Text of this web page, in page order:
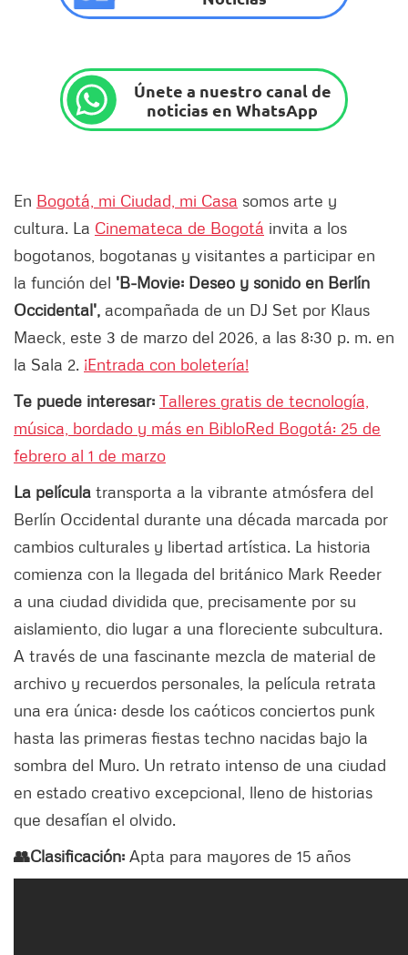
Únete a nuestro canal de
noticias en WhatsApp
En Bogotá, mi Ciudad, mi Casa somos arte y
cultura. La Cinemateca de Bogotá invita a los
bogotanos, bogotanas y visitantes a participar en
la función del 'B-Movie: Deseo y sonido en Berlín
Occidental', acompañada de un DJ Set por Klaus
Maeck, este 3 de marzo del 2026, a las 8:30 p. m. en
la Sala 2. ¡Entrada con boletería!
Te puede interesar: Talleres gratis de tecnología,
música, bordado y más en BibloRed Bogotá: 25 de
febrero al 1 de marzo
La película transporta a la vibrante atmósfera del
Berlín Occidental durante una década marcada por
cambios culturales y libertad artística. La historia
comienza con la llegada del británico Mark Reeder
a una ciudad dividida que, precisamente por su
aislamiento, dio lugar a una floreciente subcultura.
A través de una fascinante mezcla de material de
archivo y recuerdos personales, la película retrata
una era única: desde los caóticos conciertos punk
hasta las primeras fiestas techno nacidas bajo la
sombra del Muro. Un retrato intenso de una ciudad
en estado creativo excepcional, lleno de historias
que desafían el olvido.
👥Clasificación: Apta para mayores de 15 años